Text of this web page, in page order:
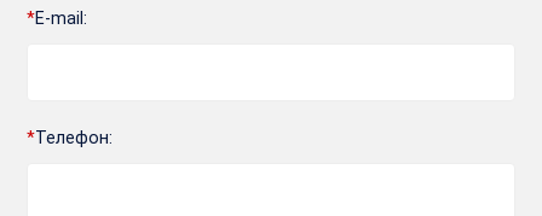
*E-mail:
*Телефон: